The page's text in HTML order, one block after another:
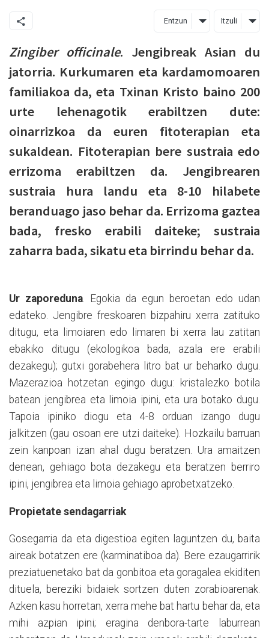
Entzun Itzuli
Zingiber officinale. Jengibreak Asian du
jatorria. Kurkumaren eta kardamomoaren
familiakoa da, eta Txinan Kristo baino 200
urte lehenagotik erabiltzen dute:
oinarrizkoa da euren fitoterapian eta
sukaldean. Fitoterapian bere sustraia edo
errizoma erabiltzen da. Jengibrearen
sustraia hura landu eta 8-10 hilabete
beranduago jaso behar da. Errizoma gaztea
bada, fresko erabili daiteke; sustraia
zaharra bada, sikatu eta birrindu behar da.
Ur zaporeduna. Egokia da egun beroetan edo udan
edateko. Jengibre freskoaren bizpahiru xerra zatituko
ditugu, eta limoiaren edo limaren bi xerra lau zatitan
ebakiko ditugu (ekologikoa bada, azala ere erabili
dezakegu); gutxi gorabehera litro bat ur beharko dugu.
Mazerazioa hotzetan egingo dugu: kristalezko botila
batean jengibrea eta limoia ipini, eta ura botako dugu.
Tapoia ipiniko diogu eta 4-8 orduan izango dugu
jalkitzen (gau osoan ere utzi daiteke). Hozkailu barruan
zein kanpoan izan ahal dugu beratzen. Ura amaitzen
denean, gehiago bota dezakegu eta beratzen berriro
ipini, jengibrea eta limoia gehiago aprobetxatzeko.
Propietate sendagarriak
Gosegarria da eta digestioa egiten laguntzen du, baita
aireak botatzen ere (karminatiboa da). Bere ezaugarririk
preziatuenetako bat da gonbitoa eta goragalea ekiditen
dituela, bereziki bidaiek sortzen duten zorabioarenak.
Azken kasu horretan, xerra mehe bat hartu behar da, eta
mihi azpian ipini; eragina denbora-tarte laburrean